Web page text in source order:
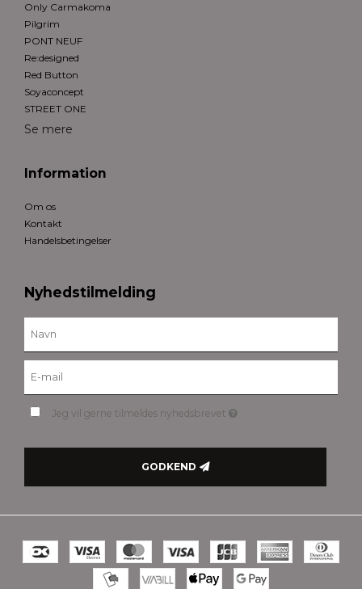
Only Carmakoma
Pilgrim
PONT NEUF
Re:designed
Red Button
Soyaconcept
STREET ONE
Se mere
Information
Om os
Kontakt
Handelsbetingelser
Nyhedstilmelding
Jeg vil gerne tilmeldes nyhedsbrevet
GODKEND